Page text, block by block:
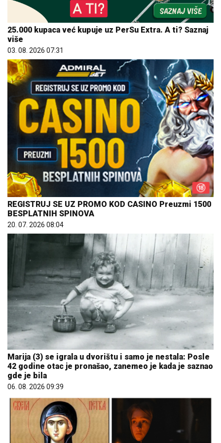
25.000 kupaca već kupuje uz PerSu Extra. A ti? Saznaj
više
03. 08. 2026 07:31
REGISTRUJ SE UZ PROMO KOD CASINO Preuzmi 1500
BESPLATNIH SPINOVA
20. 07. 2026 08:04
Marija (3) se igrala u dvorištu i samo je nestala: Posle
42 godine otac je pronašao, zanemeo je kada je saznao
gde je bila
06. 08. 2026 09:39